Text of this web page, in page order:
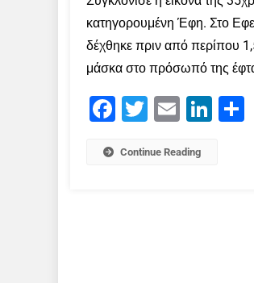
κατηγορουμένη Έφη. Στο
δέχθηκε πριν από περίπου
μάσκα στο πρόσωπό της
Facebook
Twitter Email LinkedIn
Continue Reading